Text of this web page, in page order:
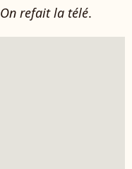
On refait la télé.